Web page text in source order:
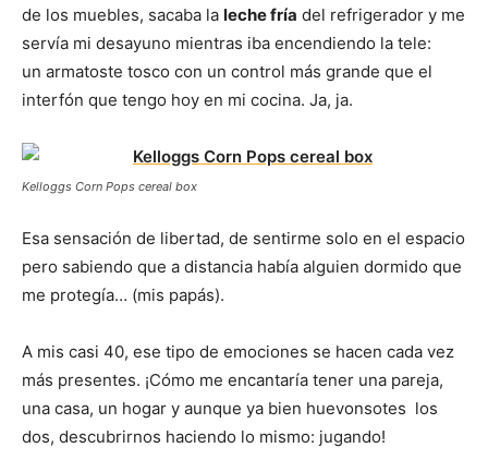
de los muebles, sacaba la leche fría del refrigerador y me
servía mi desayuno mientras iba encendiendo la tele:
un armatoste tosco con un control más grande que el
interfón que tengo hoy en mi cocina. Ja, ja.
Kelloggs Corn Pops cereal box
Esa sensación de libertad, de sentirme solo en el espacio
pero sabiendo que a distancia había alguien dormido que
me protegía… (mis papás).
A mis casi 40, ese tipo de emociones se hacen cada vez
más presentes. ¡Cómo me encantaría tener una pareja,
una casa, un hogar y aunque ya bien huevonsotes los
dos, descubrirnos haciendo lo mismo: jugando!